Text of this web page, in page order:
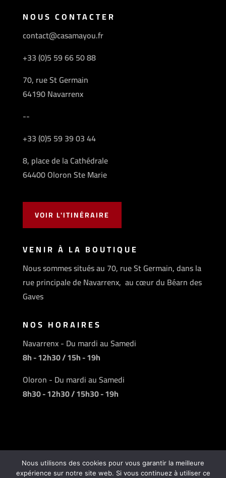
NOUS CONTACTER
contact@casamayou.fr
+33 (0)5 59 66 50 88
70, rue St Germain
64190 Navarrenx
--
+33 (0)5 59 39 03 44
8, place de la Cathédrale
64400 Oloron Ste Marie
VOIR L'ITINÉRAIRE
VENIR À LA BOUTIQUE
Nous sommes situés au 70, rue St Germain, dans la
rue principale de Navarrenx, au cœur du Béarn des
Gaves
NOS HORAIRES
Navarrenx - Du mardi au Samedi
8h - 12h30 / 15h - 19h
Oloron - Du mardi au Samedi
8h30 - 12h30 / 15h30 - 19h
Nous utilisons des cookies pour vous garantir la meilleure
expérience sur notre site web. Si vous continuez à utiliser ce